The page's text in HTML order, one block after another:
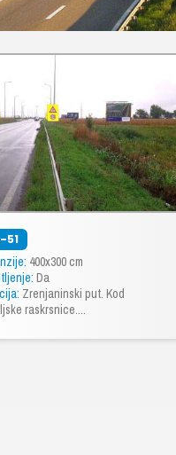
51
400x300 cm
Da
Zrenjaninski put. Kod
raskrsnice....